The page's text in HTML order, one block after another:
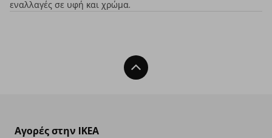
εναλλαγές σε υφή και χρώμα.
Back To Top
Αγορές στην IKEA